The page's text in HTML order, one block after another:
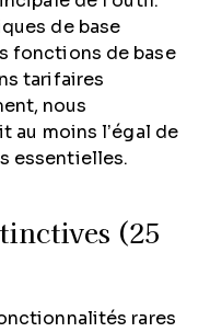
de base
fonctions de base
tarifaires
nous
au moins l’égal de
essentielles.
(25
rares